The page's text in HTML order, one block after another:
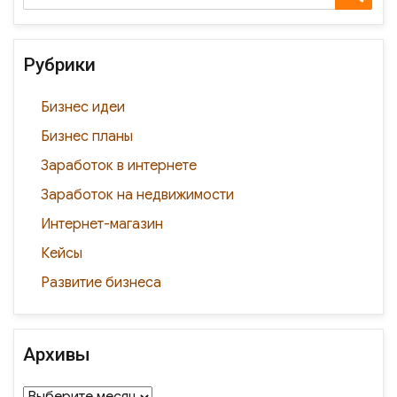
for:
Рубрики
Бизнес идеи
Бизнес планы
Заработок в интернете
Заработок на недвижимости
Интернет-магазин
Кейсы
Развитие бизнеса
Архивы